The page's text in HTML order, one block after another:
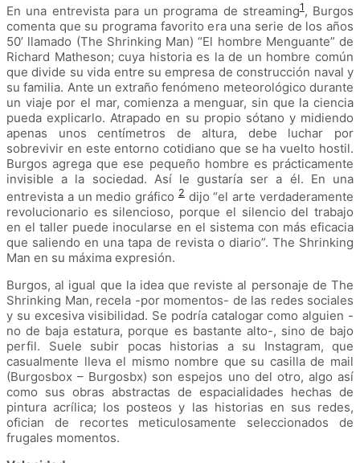
En una entrevista para un programa de streaming1, Burgos
comenta que su programa favorito era una serie de los años
50’ llamado (The Shrinking Man) “El hombre Menguante” de
Richard Matheson; cuya historia es la de un hombre común
que divide su vida entre su empresa de construcción naval y
su familia. Ante un extraño fenómeno meteorológico durante
un viaje por el mar, comienza a menguar, sin que la ciencia
pueda explicarlo. Atrapado en su propio sótano y midiendo
apenas unos centímetros de altura, debe luchar por
sobrevivir en este entorno cotidiano que se ha vuelto hostil.
Burgos agrega que ese pequeño hombre es prácticamente
invisible a la sociedad. Así le gustaría ser a él. En una
entrevista a un medio gráfico2 dijo “el arte verdaderamente
revolucionario es silencioso, porque el silencio del trabajo
en el taller puede inocularse en el sistema con más eficacia
que saliendo en una tapa de revista o diario”. The Shrinking
Man en su máxima expresión.
Burgos, al igual que la idea que reviste al personaje de The
Shrinking Man, recela -por momentos- de las redes sociales
y su excesiva visibilidad. Se podría catalogar como alguien -
no de baja estatura, porque es bastante alto-, sino de bajo
perfil. Suele subir pocas historias a su Instagram, que
casualmente lleva el mismo nombre que su casilla de mail
(Burgosbox – Burgosbx) son espejos uno del otro, algo así
como sus obras abstractas de espacialidades hechas de
pintura acrílica; los posteos y las historias en sus redes,
ofician de recortes meticulosamente seleccionados de
frugales momentos.